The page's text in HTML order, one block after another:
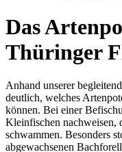
Das
Thüringer
Anhand unserer
deutlich, welches
können. Bei einer
Kleinfischen nachweisen,
schwammen. Besonders
abgewachsenen